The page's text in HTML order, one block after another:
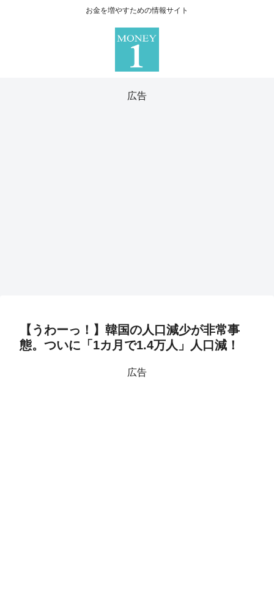
お金を増やすための情報サイト
広告
【うわーっ！】韓国の人口減少が非常事
態。ついに「1カ月で1.4万人」人口減！
広告